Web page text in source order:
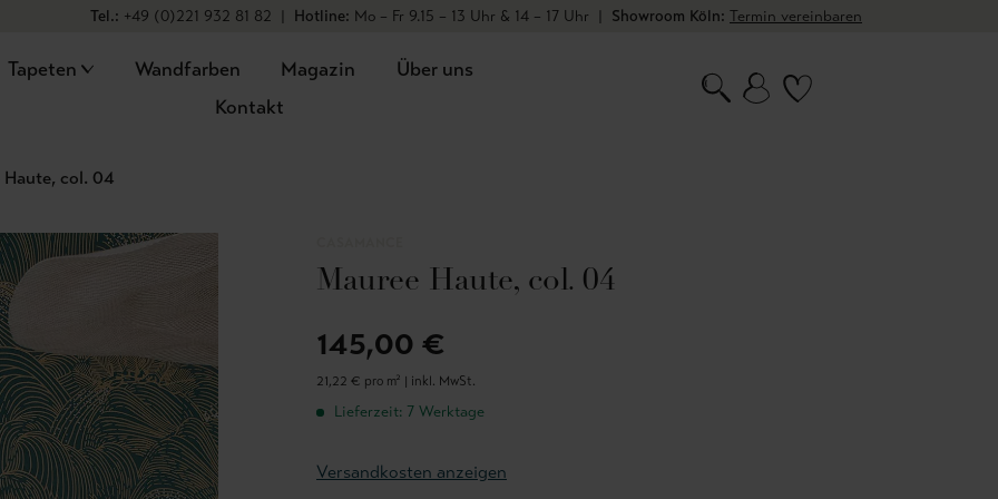
Tel.: +49 (0)221 932 81 82 | Hotline: Mo – Fr 9.15 – 13 Uhr & 14 – 17 Uhr | Showroom Köln: Termin vereinbaren
Tapeten Wandfarben Magazin
Über uns
Kontakt
Haute, col. 04
Mauree Haute, col. 04
145,00 €
21,22 € pro m² | inkl. MwSt.
Lieferzeit: 7 Werktage
Versandkosten anzeigen